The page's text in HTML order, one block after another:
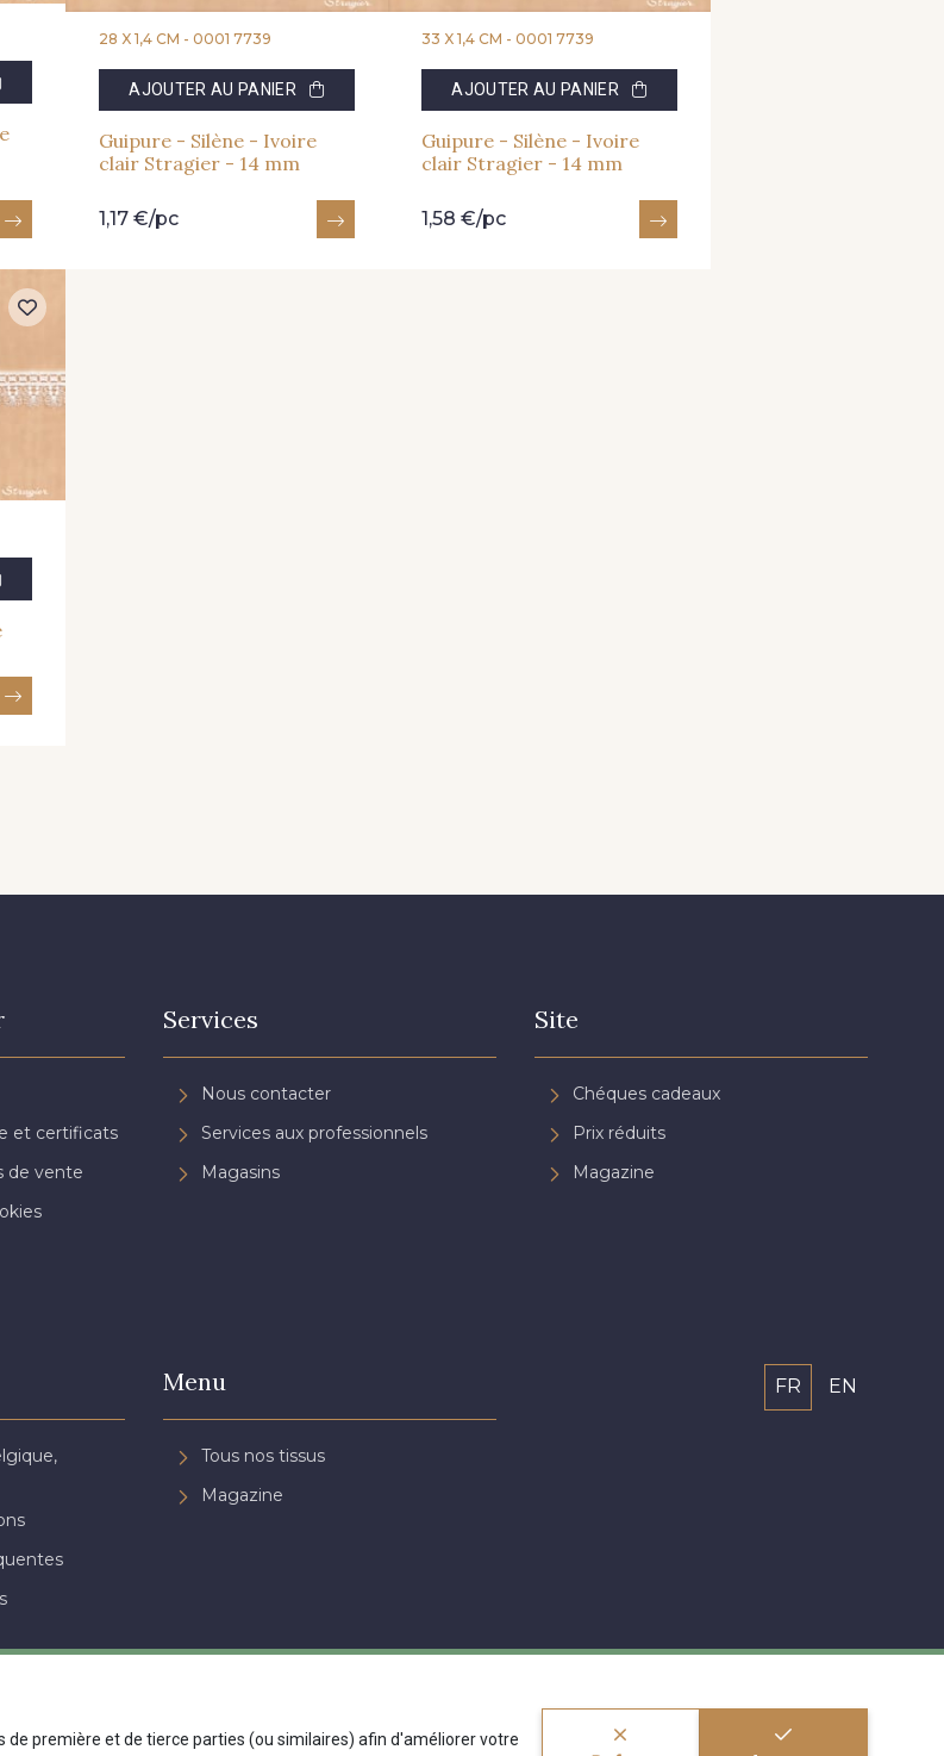
28 X 1,4 CM - 0001 7739
AJOUTER AU PANIER
Guipure - Silène - Ivoire
clair Stragier - 14 mm
1,17 €/pc
33 X 1,4 CM - 0001 7739
AJOUTER AU PANIER
Guipure - Silène - Ivoire
clair Stragier - 14 mm
1,58 €/pc
et certificats
de vente
Services
Nous contacter
Services aux professionnels
Magasins
Site
Chéques cadeaux
Prix réduits
Magazine
Menu
Tous nos tissus
Magazine
FR EN
de première et de tierce parties (ou similaires) afin d'améliorer votre